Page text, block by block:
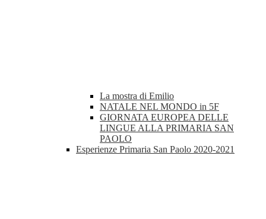
La mostra di Emilio
NATALE NEL MONDO in 5F
GIORNATA EUROPEA DELLE
LINGUE ALLA PRIMARIA SAN
PAOLO
Esperienze Primaria San Paolo 2020-2021